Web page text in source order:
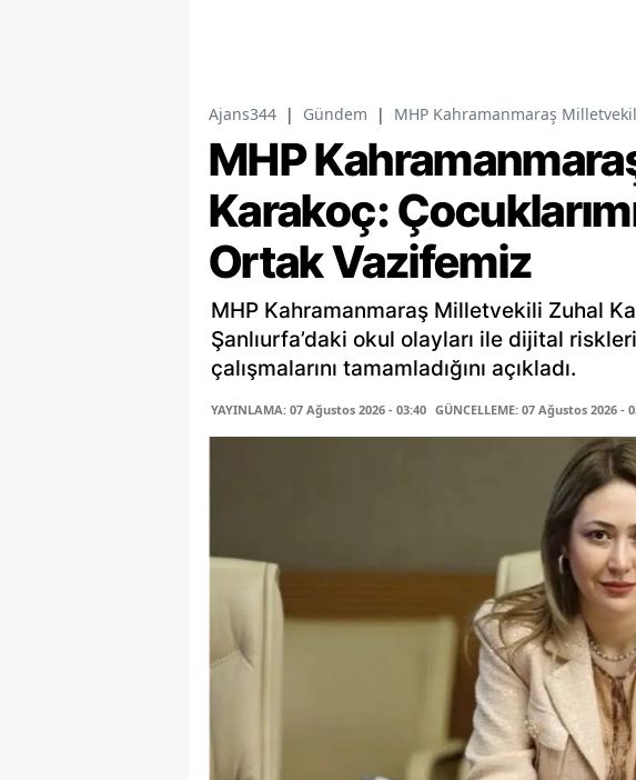
Ajans344 | Gündem | MHP Kahramanmaraş
MHP
Karakoç:
Ortak Vazifemiz
MHP Kahramanmaraş Milletvekili Zuhal
Şanlıurfa’daki okul olayları ile dijital
çalışmalarını tamamladığını açıkladı.
YAYINLAMA: 07 Ağustos 2026 - 03:40 GÜNCELLEME: 07 Ağustos 2026 -